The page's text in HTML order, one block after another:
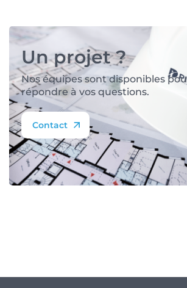
Un projet ?
Nos équipes sont disponibles
répondre à vos questions.
Contact